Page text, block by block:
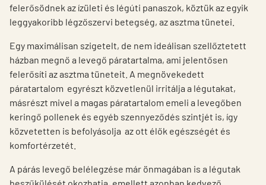
felerősödnek az ízületi és légúti panaszok, köztük az egyik
leggyakoribb légzőszervi betegség, az asztma tünetei.
Egy maximálisan szigetelt, de nem ideálisan szellőztetett
házban megnő a levegő páratartalma, ami jelentősen
felerősíti az asztma tüneteit. A megnövekedett
páratartalom egyrészt közvetlenül irritálja a légutakat,
másrészt mivel a magas páratartalom emeli a levegőben
keringő pollenek és egyéb szennyeződés szintjét is, így
közvetetten is befolyásolja az ott élők egészségét és
komfortérzetét.
A párás levegő belélegzése már önmagában is a légutak